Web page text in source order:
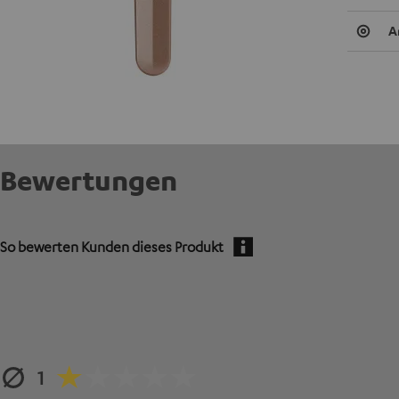
Bewertungen
So bewerten Kunden dieses Produkt
1